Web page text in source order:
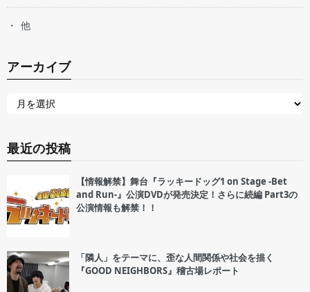
他
アーカイブ
最近の投稿
【情報解禁】舞台『ラッキードッグ1 on Stage -Bet
and Run-』公演DVDが発売決定！さらに続編 Part3の
公演情報も解禁！！
「隣人」をテーマに、歪な人間関係や社会を描く
『GOOD NEIGHBORS』稽古場レポート